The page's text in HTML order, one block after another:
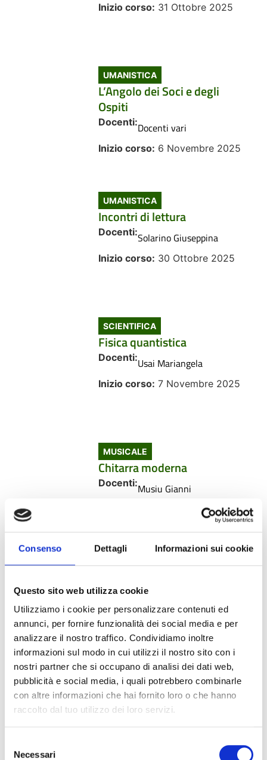
Consenso Dettagli Informazioni sui cookie
Questo sito web utilizza cookie
Utilizziamo i cookie per personalizzare contenuti ed
annunci, per fornire funzionalità dei social media e per
analizzare il nostro traffico. Condividiamo inoltre
informazioni sul modo in cui utilizzi il nostro sito con i
nostri partner che si occupano di analisi dei dati web,
pubblicità e social media, i quali potrebbero combinarle
con altre informazioni che hai fornito loro o che hanno
raccolto dal tuo utilizzo dei loro servizi.
delNecessari
Inizio corso: 31 Ottobre 2025
UMANISTICA
L’Angolo dei Soci e degli
Ospiti
Docenti:Docenti vari
Inizio corso: 6 Novembre 2025
UMANISTICA
Incontri di lettura
Docenti:Solarino Giuseppina
Inizio corso: 30 Ottobre 2025
SCIENTIFICA
Fisica quantistica
Docenti:Usai Mariangela
Inizio corso: 7 Novembre 2025
MUSICALE
Chitarra moderna
Docenti:Musiu Gianni
Lingua Portoghese 2° livello
Docenti:Ivone Santana
Inizio corso:28 Ottobre 2025
Lingua Portoghese 1° livello